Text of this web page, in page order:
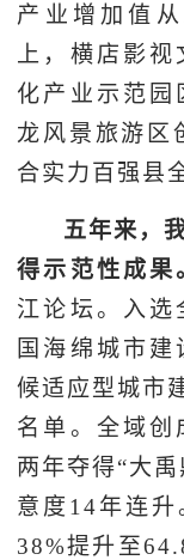
产业增加值
上，横店影
化产业示范园
龙风景旅游区
合实力百强县
五年来，
得示范性成果
江论坛。入选
国海绵城市
候适应型城市
名单。全域创
两年夺得“大
意度14年连
38%提升至